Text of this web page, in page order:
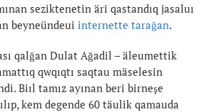
seziktenetin äri qastandıq jasaluı
beyneündeui internette tarağan.
qalğan Dulat Ağadil – äleumettik
qwqıqtı saqtau mäselesin
Biıl tamız ayınan beri birneşe
kem degende 60 täulik qamauda